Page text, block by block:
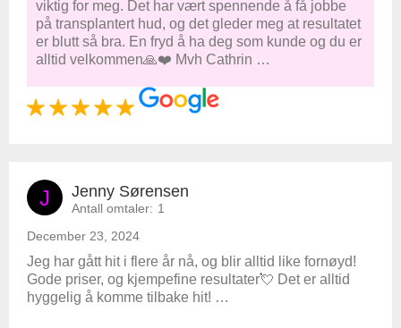
viktig for meg. Det har vært spennende å få jobbe
på transplantert hud, og det gleder meg at resultatet
er blutt så bra. En fryd å ha deg som kunde og du er
alltid velkommen🙏❤️ Mvh Cathrin …
J Jenny Sørensen
Antall omtaler: 1
December 23, 2024
Jeg har gått hit i flere år nå, og blir alltid like fornøyd!
Gode priser, og kjempefine resultater💘 Det er alltid
hyggelig å komme tilbake hit! …